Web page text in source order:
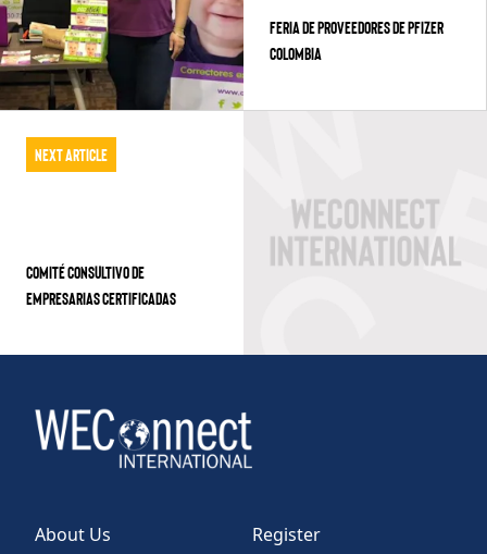
Feria de Proveedores de Pfizer
Colombia
Next Article
COMITÉ CONSULTIVO DE
EMPRESARIAS CERTIFICADAS
About Us
Register